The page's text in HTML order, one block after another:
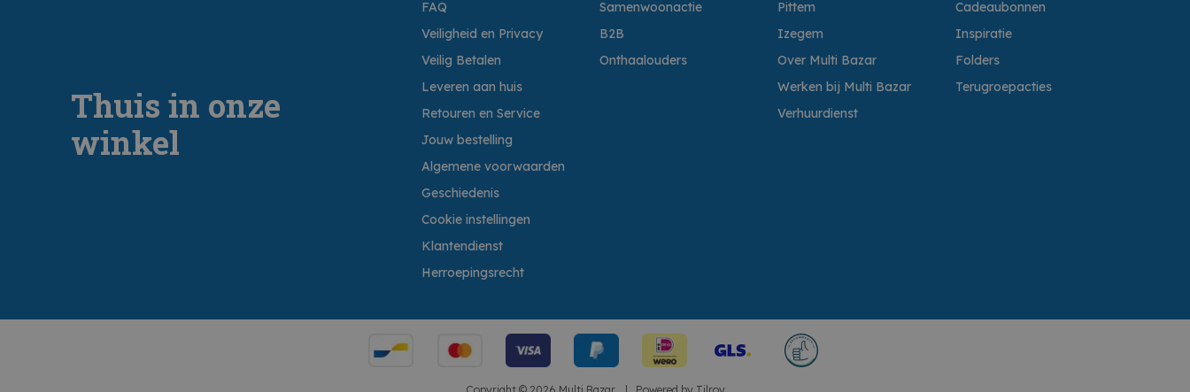
Thuis in onze
winkel
FAQ
Veiligheid en Privacy
Veilig Betalen
Leveren aan huis
Retouren en Service
Jouw bestelling
Algemene voorwaarden
Geschiedenis
Cookie instellingen
Klantendienst
Herroepingsrecht
Samenwoonactie
B2B
Onthaalouders
Pittem
Izegem
Over Multi Bazar
Werken bij Multi Bazar
Verhuurdienst
Cadeaubonnen
Inspiratie
Folders
Terugroepacties